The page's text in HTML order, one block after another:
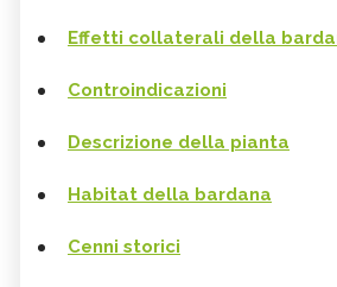
Effetti collaterali della
Controindicazioni
Descrizione della pianta
Habitat della bardana
Cenni storici